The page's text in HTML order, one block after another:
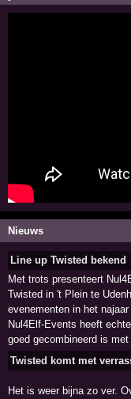
Nieuws
Line up Twisted bekend
Met trots presenteert
Twisted in 't Plein te
evenementen in het
Nul4Elf-Events heeft
goed gecombineerd is
Twisted komt met
Het is weer bijna zo ver.